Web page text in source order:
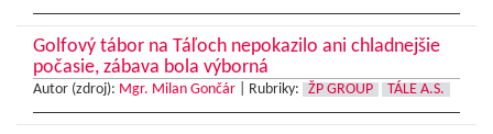
Golfový tábor na Táľoch nepokazilo ani chladnejšie
počasie, zábava bola výborná
Autor (zdroj): Mgr. Milan Gončár Rubriky: ŽP GROUP TÁLE A.S.